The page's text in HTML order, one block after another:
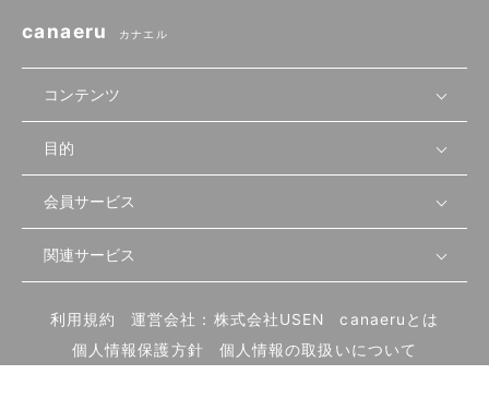
canaeru カナエル
コンテンツ
無料開業相談
セミナー情報
セミナー動画
物件を探す
首都圏
北海道
先輩開業者の声
開業・経営に関する記事
目的
店舗運営
物件
内装・設備
食材・仕入れ
会員サービス
会員登録
ログイン
関連サービス
飲食店サクセスガイド（外部サイト）
利用規約 運営会社：株式会社USEN
canaeruとは
個人情報保護方針
個人情報の取扱いについて